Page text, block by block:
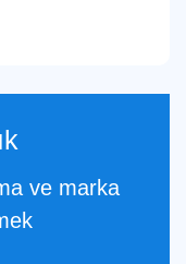
ve marka